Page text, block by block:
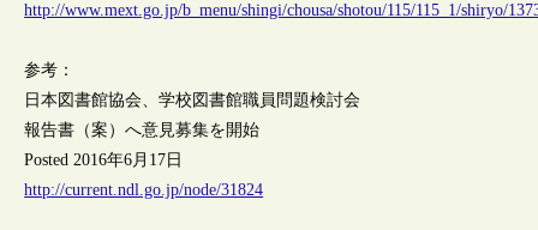
http://www.mext.go.jp/b_menu/shingi/chousa/shotou/115/115_1/shiryo/
参考：
日本図書館協会、学校図書館職員問題検討会
報告書（案）へ意見募集を開始
Posted 2016年6月17日
http://current.ndl.go.jp/node/31824